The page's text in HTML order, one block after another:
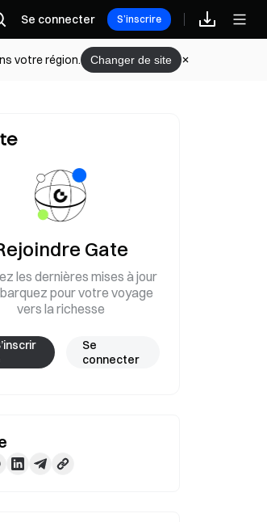
Récompenses
Se connecter S’inscrire
votre région. Changer de site
10 juin
Gate
les dernières mises à jour
pour votre voyage
vers la richesse
Se
connecter